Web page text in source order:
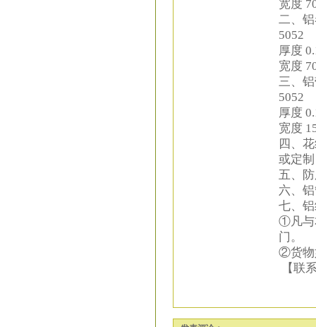
宽度
二、
5052
厚度
宽度
三、
5052
厚度
宽度
四、
或定
五、
六、
七、
①凡与
门。
②货物
【联